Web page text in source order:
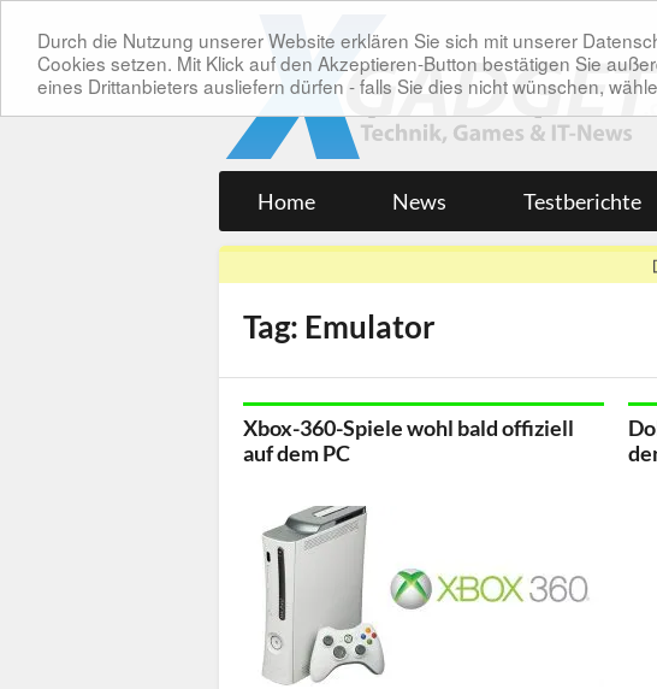
Durch die Nutzung unserer Website erklären Sie sich mit unserer
Cookies setzen. Mit Klick auf den Akzeptieren-Button bestätigen Sie
eines Drittanbieters ausliefern dürfen - falls Sie dies nicht wünschen,
Home News Testberichte
Tag: Emulator
Xbox-360-Spiele wohl bald offiziell
auf dem PC